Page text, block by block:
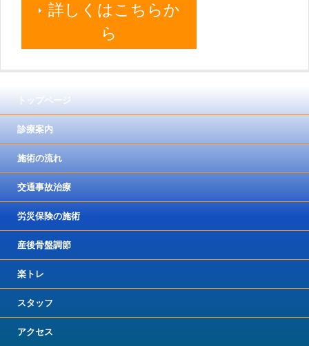
詳しくはこちらか
ら
トップページ
診療案内
施術の流れ
交通事故治療
労災保険の施術
産後骨盤調節
楽トレ
スタッフ
アクセス